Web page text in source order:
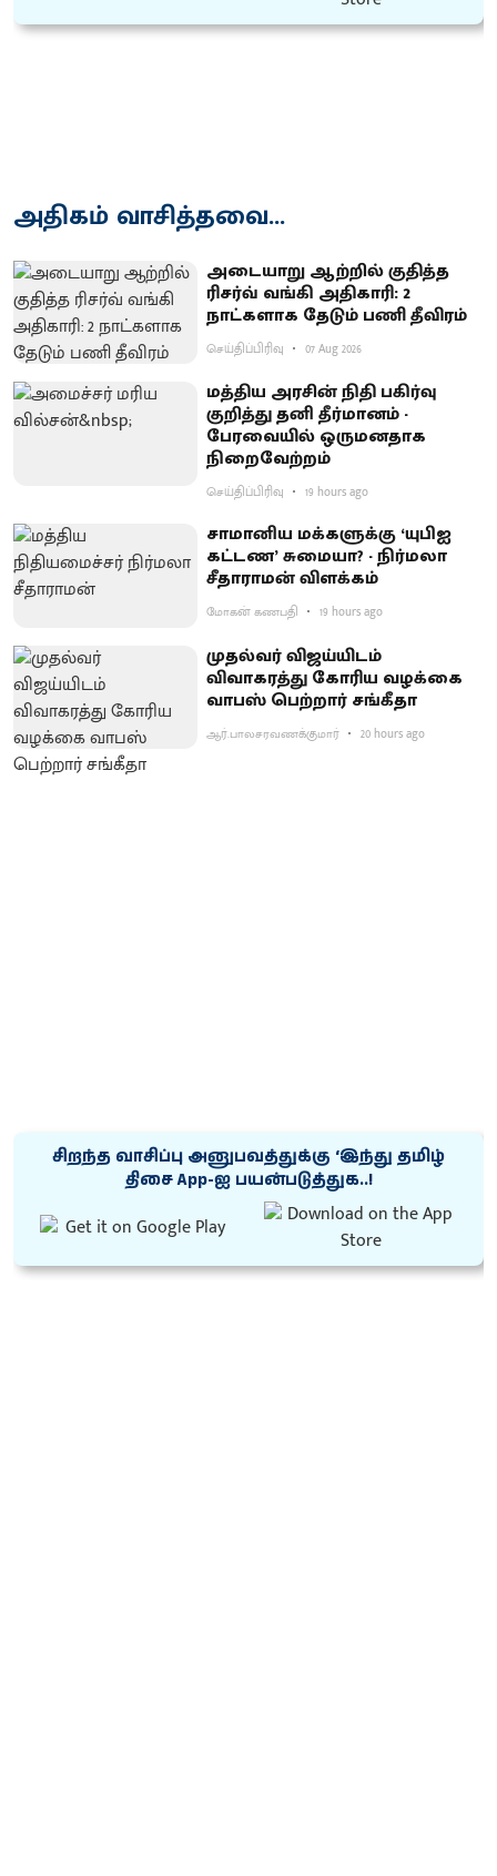
அதிகம் வாசித்தவை...
அடையாறு ஆற்றில் குதித்த
ரிசர்வ் வங்கி அதிகாரி: 2
நாட்களாக தேடும் பணி தீவிரம்
செய்திப்பிரிவு 07 Aug 2026
மத்திய அரசின் நிதி பகிர்வு
குறித்து தனி தீர்மானம் -
பேரவையில் ஒருமனதாக
நிறைவேற்றம்
செய்திப்பிரிவு 19 hours ago
சாமானிய மக்களுக்கு ‘யுபிஐ
கட்டண’ சுமையா? - நிர்மலா
சீதாராமன் விளக்கம்
மோகன் கணபதி 19 hours ago
முதல்வர் விஜய்யிடம்
விவாகரத்து கோரிய வழக்கை
வாபஸ் பெற்றார் சங்கீதா
ஆர்.பாலசரவணக்குமார் 20 hours ago
சிறந்த வாசிப்பு அனுபவத்துக்கு ‘இந்து தமிழ்
திசை App-ஐ பயன்படுத்துக..!